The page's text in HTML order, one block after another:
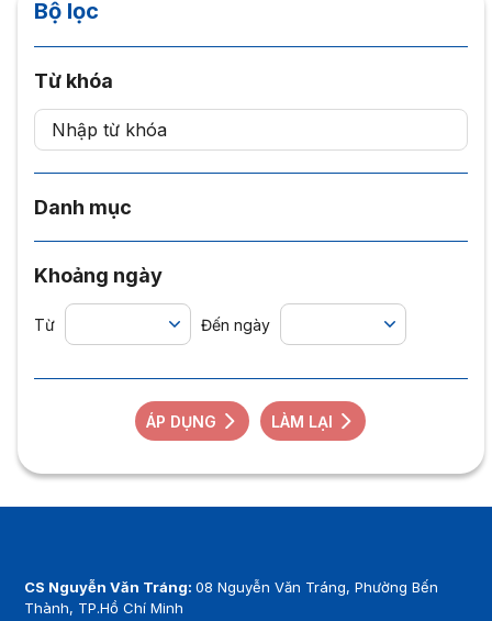
Bộ lọc
Từ khóa
Danh mục
Khoảng ngày
Từ Đến ngày
ÁP DỤNG LÀM LẠI
CS Nguyễn Văn Tráng:08 Nguyễn Văn Tráng, Phường Bến
Thành, TP.Hồ Chí Minh